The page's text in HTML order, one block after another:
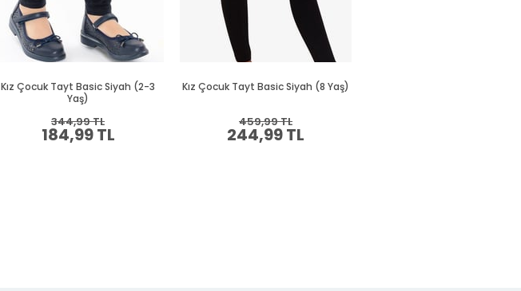
Kız Çocuk Tayt Basic Siyah (2-3
Yaş)
184,99 TL
344,99 TL
Kız Çocuk Tayt Basic Siyah (8 Yaş)
244,99 TL
459,99 TL